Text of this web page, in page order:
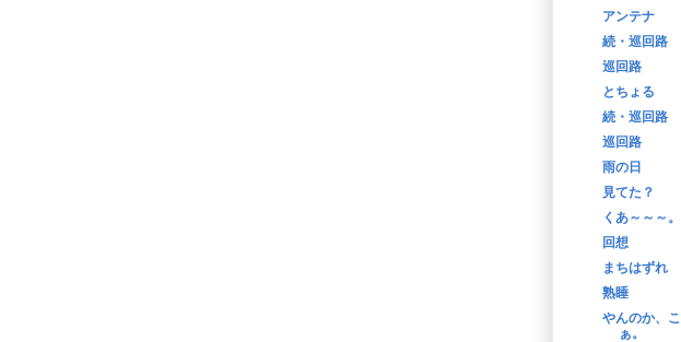
アンテナ
続・巡回路
巡回路
とちょる
続・巡回路
巡回路
雨の日
見てた？
くあ～～～。
回想
まちはずれ
熟睡
やんのか、
ぁ。